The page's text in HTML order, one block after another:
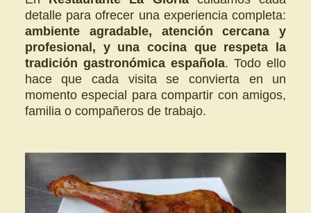
detalle para ofrecer una experiencia completa:
ambiente agradable, atención cercana y
profesional, y una cocina que respeta la
tradición gastronómica española. Todo ello
hace que cada visita se convierta en un
momento especial para compartir con amigos,
familia o compañeros de trabajo.